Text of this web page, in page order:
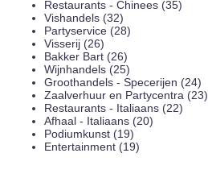
Restaurants - Chinees (35)
Vishandels (32)
Partyservice (28)
Visserij (26)
Bakker Bart (26)
Wijnhandels (25)
Groothandels - Specerijen (24)
Zaalverhuur en Partycentra (23)
Restaurants - Italiaans (22)
Afhaal - Italiaans (20)
Podiumkunst (19)
Entertainment (19)